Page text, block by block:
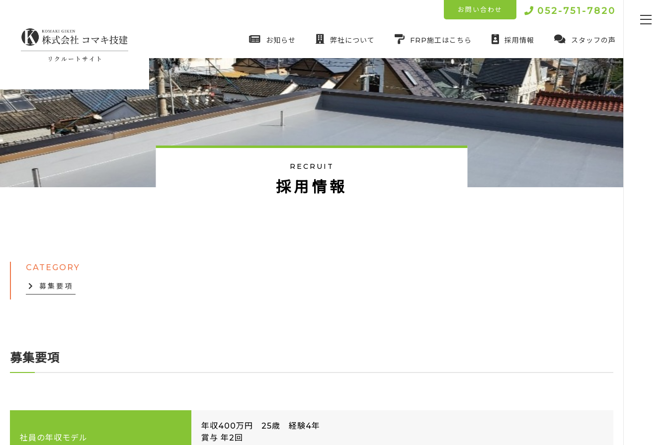
お問い合わせ 052-751-7820
お知らせ 弊社について FRP施工はこちら 採用情報 スタッフの声
RECRUIT
採用 情報
募集要項
募集要項
社員の年収モデル
年収400万円 25歳 経験4年
賞与 年2回